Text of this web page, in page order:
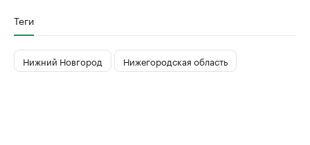
Теги
Нижний Новгород Нижегородская область